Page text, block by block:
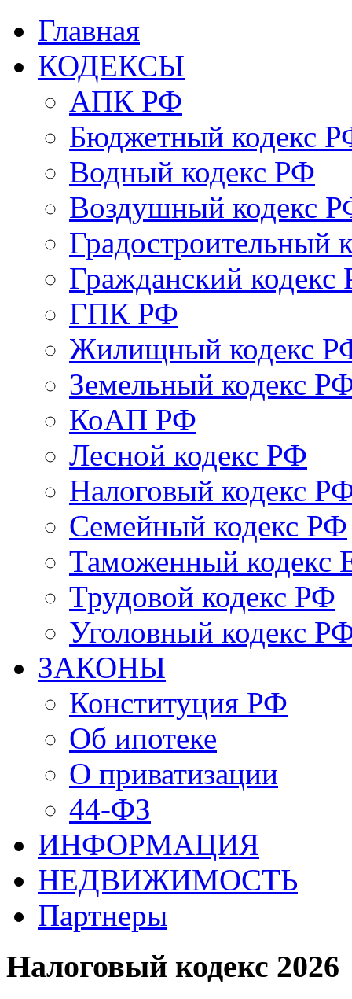
Главная
КОДЕКСЫ
АПК РФ
Бюджетный кодекс
Водный кодекс РФ
Воздушный кодекс
Градостроительный
Гражданский кодекс
ГПК РФ
Жилищный кодекс
Земельный кодекс
КоАП РФ
Лесной кодекс РФ
Налоговый кодекс
Семейный кодекс РФ
Таможенный
Трудовой кодекс РФ
Уголовный кодекс
ЗАКОНЫ
Конституция РФ
Об ипотеке
О приватизации
44-ФЗ
ИНФОРМАЦИЯ
НЕДВИЖИМОСТЬ
Партнеры
Налоговый кодекс 2026